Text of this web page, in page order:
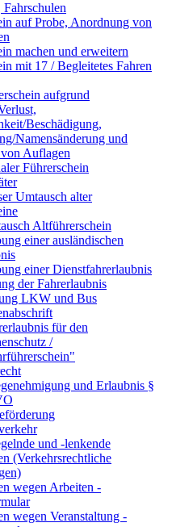
Fahrschulen
auf Probe, Anordnung von
machen und erweitern
mit 17 / Begleitetes Fahren
aufgrund
Beschädigung,
Namensänderung und
Auflagen
Führerschein
Umtausch alter
Altführerschein
einer ausländischen
einer Dienstfahrerlaubnis
der Fahrerlaubnis
LKW und Bus
für den
/
und Erlaubnis §
und -lenkende
(Verkehrsrechtliche
wegen Arbeiten -
wegen Veranstaltung -